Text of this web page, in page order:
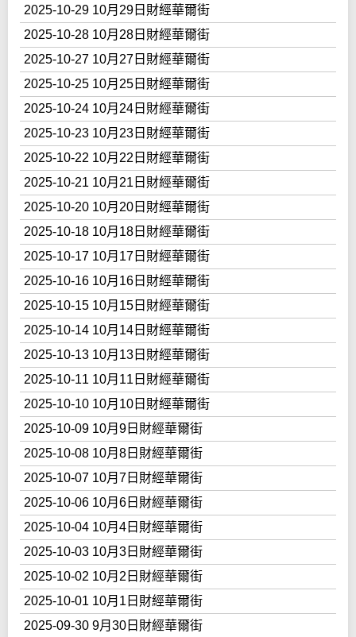
2025-10-29 10月29日財經華爾街
2025-10-28 10月28日財經華爾街
2025-10-27 10月27日財經華爾街
2025-10-25 10月25日財經華爾街
2025-10-24 10月24日財經華爾街
2025-10-23 10月23日財經華爾街
2025-10-22 10月22日財經華爾街
2025-10-21 10月21日財經華爾街
2025-10-20 10月20日財經華爾街
2025-10-18 10月18日財經華爾街
2025-10-17 10月17日財經華爾街
2025-10-16 10月16日財經華爾街
2025-10-15 10月15日財經華爾街
2025-10-14 10月14日財經華爾街
2025-10-13 10月13日財經華爾街
2025-10-11 10月11日財經華爾街
2025-10-10 10月10日財經華爾街
2025-10-09 10月9日財經華爾街
2025-10-08 10月8日財經華爾街
2025-10-07 10月7日財經華爾街
2025-10-06 10月6日財經華爾街
2025-10-04 10月4日財經華爾街
2025-10-03 10月3日財經華爾街
2025-10-02 10月2日財經華爾街
2025-10-01 10月1日財經華爾街
2025-09-30 9月30日財經華爾街